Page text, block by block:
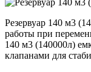
Резервуар 140 м3
работы при
140 м3 (140000л)
клапанами для